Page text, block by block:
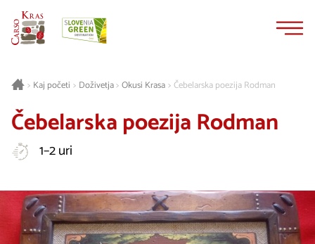
> Kaj početi > Doživetja>Okusi Krasa>Čebelarska poezija Rodman
Čebelarska poezija Rodman
1–2 uri